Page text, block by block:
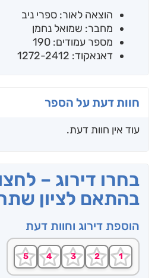
הוצאה לאור: ספרי ניב
מחבר: שמואל נחמן
מספר עמודים: 190
דאנאקוד: 1272-2412
חוות דעת על הספר
עוד אין חוות דעת.
בחרו דירוג –
בהתאם לציון
הוספת דירוג וחוות דעת